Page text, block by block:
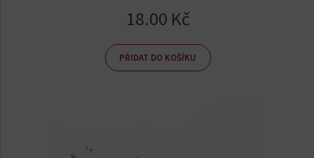
18.00 Kč
PŘIDAT DO KOŠÍKU